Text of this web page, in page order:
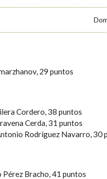
29 puntos
Cordero, 38 puntos
Cerda, 31 puntos
Rodríguez Navarro, 30
Pérez Bracho, 41 puntos